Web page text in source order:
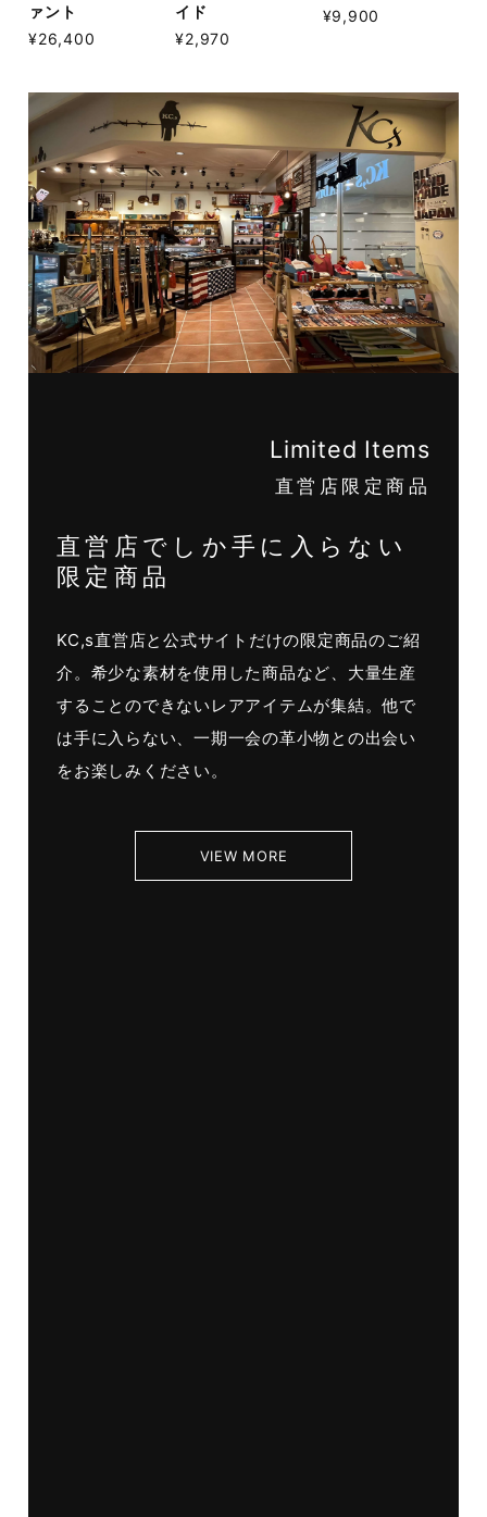
ァント
¥26,400
イド
¥2,970
¥9,900
Limited Items
直営店限定商品
直営店でしか手に入らない
限定商品
KC,s直営店と公式サイトだけの限定商品のご紹
介。希少な素材を使用した商品など、大量生産
することのできないレアアイテムが集結。他で
は手に入らない、一期一会の革小物との出会い
をお楽しみください。
VIEW MORE